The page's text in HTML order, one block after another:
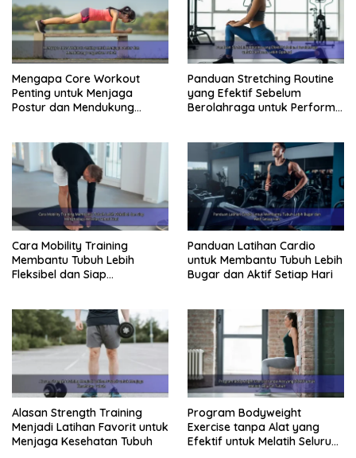
Mengapa Core Workout
Penting untuk Menjaga
Postur dan Mendukung
Panduan Stretching Routine
yang Efektif Sebelum
Berolahraga untuk Performa
Cara Mobility Training
Membantu Tubuh Lebih
Fleksibel dan Siap
Panduan Latihan Cardio
untuk Membantu Tubuh Lebih
Bugar dan Aktif Setiap Hari
Alasan Strength Training
Menjadi Latihan Favorit untuk
Menjaga Kesehatan Tubuh
Program Bodyweight
Exercise tanpa Alat yang
Efektif untuk Melatih Seluruh